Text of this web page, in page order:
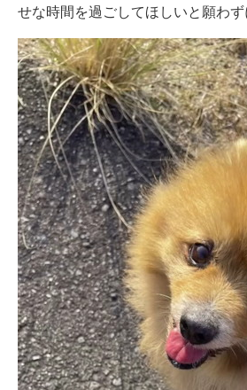
せな時間を過ごしてほしいと願わず